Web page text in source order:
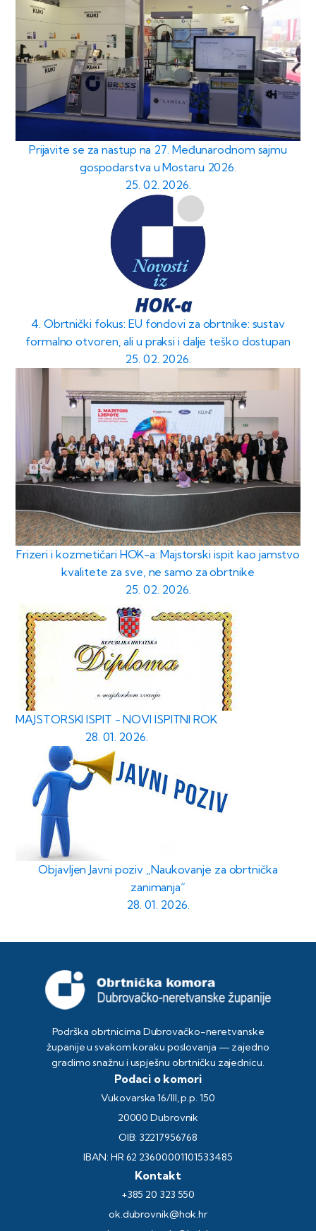
Prijavite se za nastup na 27. Međunarodnom sajmu
gospodarstva u Mostaru 2026.
25. 02. 2026.
4. Obrtnički fokus: EU fondovi za obrtnike: sustav
formalno otvoren, ali u praksi i dalje teško dostupan
25. 02. 2026.
Frizeri i kozmetičari HOK-a: Majstorski ispit kao jamstvo
kvalitete za sve, ne samo za obrtnike
25. 02. 2026.
MAJSTORSKI ISPIT - NOVI ISPITNI ROK
28. 01. 2026.
Objavljen Javni poziv „Naukovanje za obrtnička
zanimanja“
28. 01. 2026.
Podrška obrtnicima Dubrovačko-neretvanske
županije u svakom koraku poslovanja — zajedno
gradimo snažnu i uspješnu obrtničku zajednicu.
Podaci o komori
Vukovarska 16/III, p.p. 150
20000 Dubrovnik
OIB: 32217956768
IBAN: HR 62 23600001101533485
Kontakt
+385 20 323 550
ok.dubrovnik@hok.hr